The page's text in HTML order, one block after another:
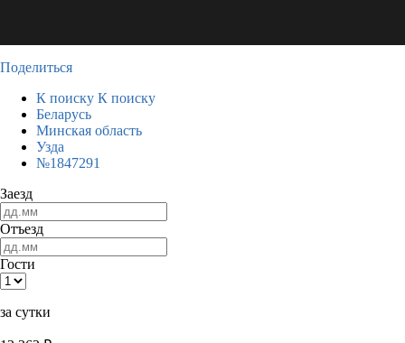
Поделиться
К поиску К поиску
Беларусь
Минская область
Узда
№1847291
Заезд
Отъезд
Гости
за сутки